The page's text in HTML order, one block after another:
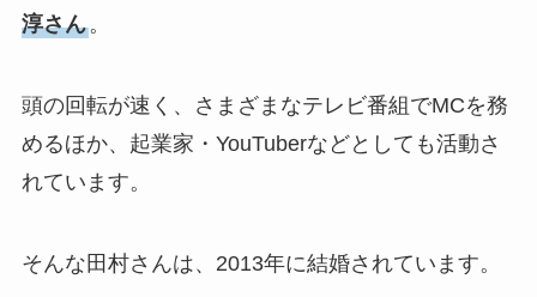
淳さん。
頭の回転が速く、さまざまなテレビ番組でMCを務
めるほか、起業家・YouTuberなどとしても活動さ
れています。
そんな田村さんは、2013年に結婚されています。